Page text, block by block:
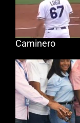
Caminero